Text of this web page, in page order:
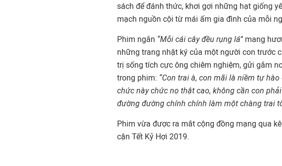
sách để đánh thức, khơi gợi những hạt giống
mạch nguồn cội từ mái ấm gia đình của mỗi
Phim ngắn “Mỗi cái cây đều rụng lá” mang
những trang nhật ký của một người con trước
trị sống tích cực ông chiêm nghiệm, gửi gắm
trong phim: “Con trai à, con mãi là niềm tự
chức này chức nọ thật cao, không cần con
đường đường chính chính làm một chàng trai
Phim vừa được ra mắt cộng đồng mạng qua
cận Tết Kỷ Hợi 2019.